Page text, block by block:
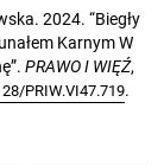
2024. “Biegły
Karnym W
PRAWO I WIĘŹ,
PRIW.VI47.719.